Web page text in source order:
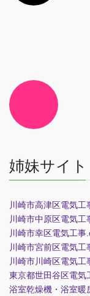
イ
コ
ン
リ
姉妹サイト
川崎市高津区電気工
川崎市中原区電気工
川崎市幸区電気工事
川崎市宮前区電気工
川崎市川崎区電気工
東京都世田谷区電気
浴室乾燥機・浴室暖